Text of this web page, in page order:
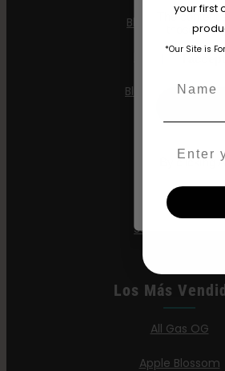
Blueberry
Blueberry Muffin
Blueberry Pancakes
Gazzurple
Gelatina Hella
Jelly Donutz
Semillas Stoopid
Los Más
All Gas OG
Apple Blossom
The
those of
By clicking
your first
*Our Site is